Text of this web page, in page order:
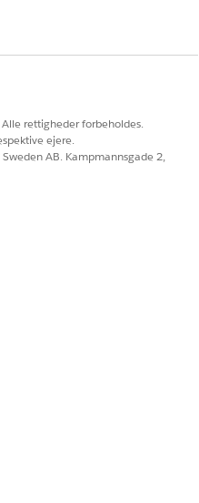
DIT PROBLEM?
rettigheder forbeholdes.
ejere.
AB. Kampmannsgade 2,